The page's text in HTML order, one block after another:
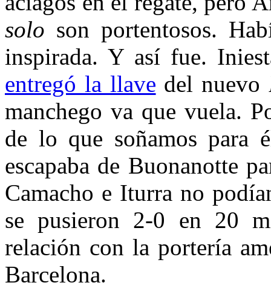
solo son portentosos.
inspirada. Y así fue.
entregó la llave del nuevo
manchego va que vuela.
de lo que soñamos para
escapaba de Buonanotte
Camacho e Iturra no
se pusieron 2-0 en 20
relación con la portería
Barcelona.